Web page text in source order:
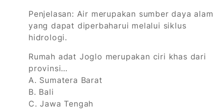
Penjelasan: Air merupakan sumber daya alam
yang dapat diperbaharui melalui siklus
hidrologi.
Rumah adat Joglo merupakan ciri khas dari
provinsi…
A. Sumatera Barat
B. Bali
C. Jawa Tengah